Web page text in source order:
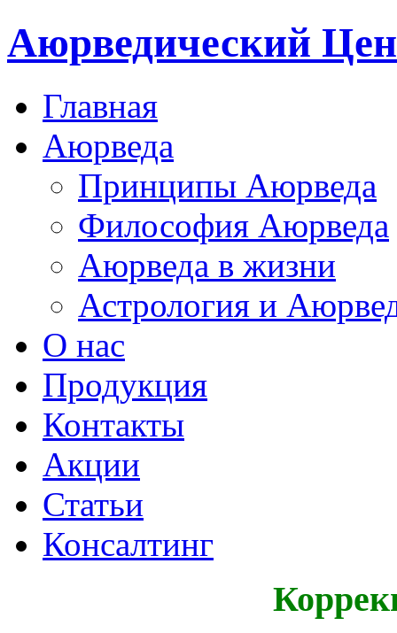
Аюрведический
Главная
Аюрведа
Принципы Аюрведа
Философия Аюрведа
Аюрведа в жизни
Астрология и
О нас
Продукция
Контакты
Акции
Статьи
Консалтинг